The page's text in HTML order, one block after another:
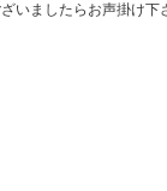
いましたらお声掛け下